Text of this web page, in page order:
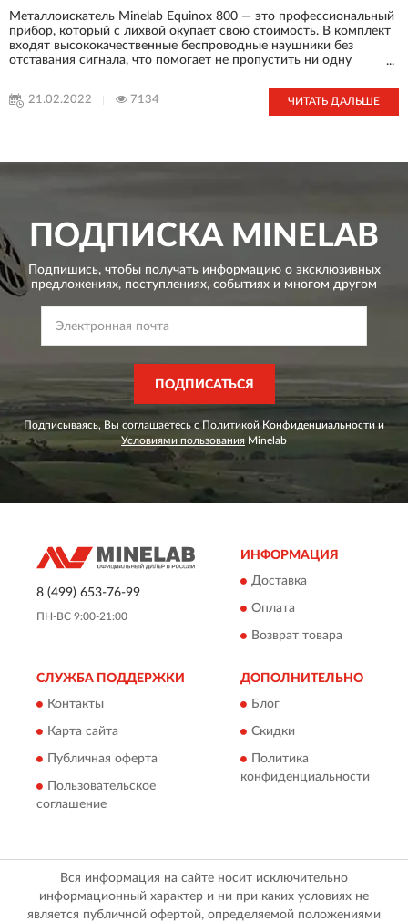
Металлоискатель Minelab Equinox 800 — это профессиональный
прибор, который с лихвой окупает свою стоимость. В комплект
входят высококачественные беспроводные наушники без
отставания сигнала, что помогает не пропустить ни одну
находку. А катушка формата DD Smart диаметром 28 см в
сочетании с многочастотной технологией Multi-IQ существенно
увеличивает чувствительность металлодетектора и подарит
владельцу множество редких и интересных артефактов.
...
21.02.2022 7134 ЧИТАТЬ ДАЛЬШЕ
ПОДПИСКА MINELAB
Подпишись, чтобы получать информацию о эксклюзивных
предложениях, поступлениях, событиях и многом другом
ПОДПИСАТЬСЯ
Подписываясь, Вы соглашаетесь с Политикой Конфиденциальности и
Условиями пользования Minelab
8 (499) 653-76-99
ПН-ВС 9:00-21:00
ИНФОРМАЦИЯ
Доставка
Оплата
Возврат товара
СЛУЖБА ПОДДЕРЖКИ
Контакты
Карта сайта
Публичная оферта
Пользовательское
соглашение
ДОПОЛНИТЕЛЬНО
Блог
Скидки
Политика
конфиденциальности
Вся информация на сайте носит исключительно
информационный характер и ни при каких условиях не
является публичной офертой, определяемой положениями